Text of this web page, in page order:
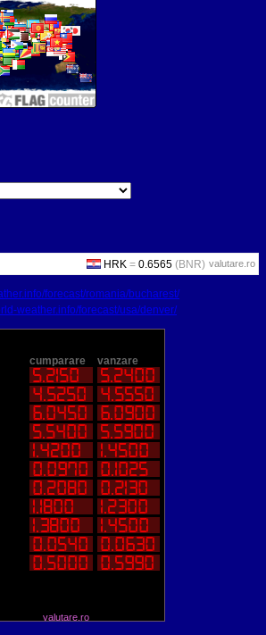
valutare.ro
forecast/romania/bucharest/
weather.info/forecast/usa/denver/
valutare.ro